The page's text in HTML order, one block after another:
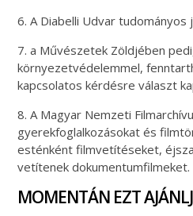
6. A Diabelli Udvar tudományos
7. a Művészetek Zöldjében
környezetvédelemmel,
kapcsolatos kérdésre választ
8. A Magyar Nemzeti
gyerekfoglalkozásokat és
esténként filmvetítéseket,
vetítenek dokumentumfilmeket.
MOMENTÁN EZT